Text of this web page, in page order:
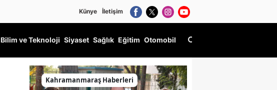
Künye İletişim
Bilim ve Teknoloji Siyaset Sağlık Eğitim Otomobil
Kahramanmaraş Haberleri